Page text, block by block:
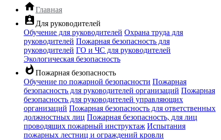
homeГлавная
assignment_ind Для руководителей
Обучение для руководителей Охрана труда для
руководителей Пожарная безопасность для
руководителей ГО и ЧС для руководителей
Экологическая безопасность
whatshot Пожарная безопасность
Обучение по пожарной безопасности Пожарная
безопасность для руководителей организаций Пожарная
безопасность для руководителей управляющих
организаций Пожарная безопасность для ответственных
должностных лиц Пожарная безопасность, для лиц
проводящих пожарный инструктаж Испытания
пожарных лестниц и ограждений кровли